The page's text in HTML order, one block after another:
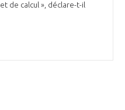
de calcul », déclare-t-il